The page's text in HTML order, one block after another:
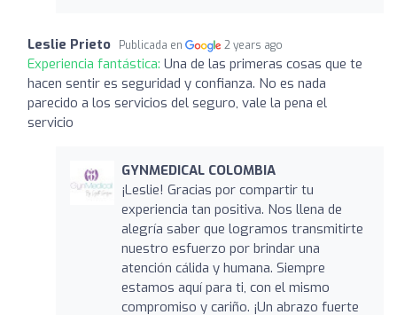
Leslie Prieto Publicada en 2 years ago
Experiencia fantástica: Una de las primeras cosas que te
hacen sentir es seguridad y confianza. No es nada
parecido a los servicios del seguro, vale la pena el
servicio
GYNMEDICAL COLOMBIA
¡Leslie! Gracias por compartir tu
experiencia tan positiva. Nos llena de
alegría saber que logramos transmitirte
nuestro esfuerzo por brindar una
atención cálida y humana. Siempre
estamos aquí para ti, con el mismo
compromiso y cariño. ¡Un abrazo fuerte